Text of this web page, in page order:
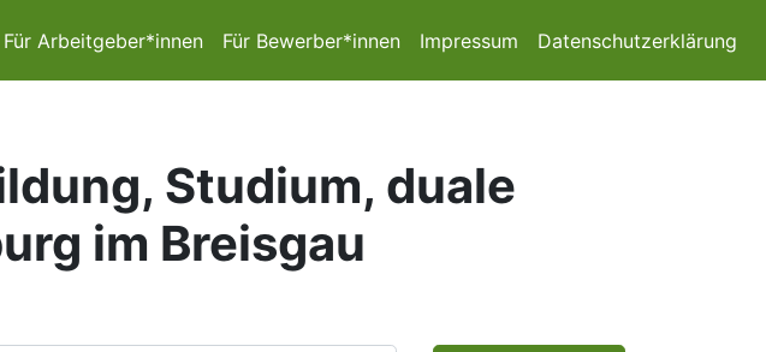
Für Arbeitgeber*innen Für Bewerber*innen Impressum Datenschutzerklärung
Studium, duale
im Breisgau